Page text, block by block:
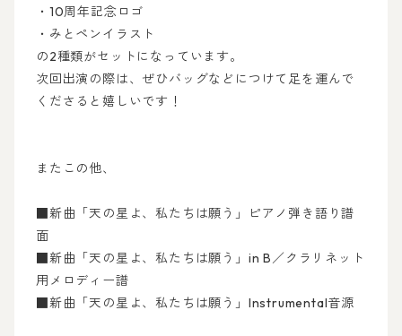
・10周年記念ロゴ
・みとペンイラスト
の2種類がセットになっています。
次回出演の際は、ぜひバッグなどにつけて足を運んで
くださると嬉しいです！
またこの他、
■新曲「天の星よ、私たちは願う」ピアノ弾き語り譜
面
■新曲「天の星よ、私たちは願う」in B／クラリネット
用メロディー譜
■新曲「天の星よ、私たちは願う」Instrumental音源